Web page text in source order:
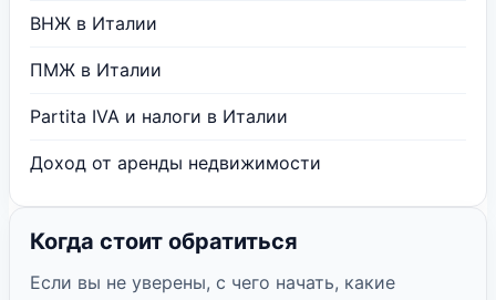
ВНЖ в Италии
ПМЖ в Италии
Partita IVA и налоги в Италии
Доход от аренды недвижимости
Когда стоит обратиться
Если вы не уверены, с чего начать, какие